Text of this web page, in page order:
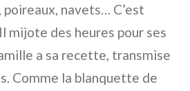
navets… C’est
mijote des heures pour ses
a sa recette, transmise
Comme la blanquette de